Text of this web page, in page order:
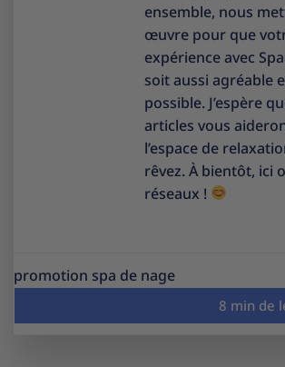
ensemble, nous
œuvre pour que
expérience avec
soit aussi agréable
possible. J’espère
articles vous
l’espace de
rêvez. À bientôt, ici
réseaux !
promotion spa de nage